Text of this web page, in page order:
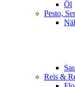
Öl
Pesto,
Reis &